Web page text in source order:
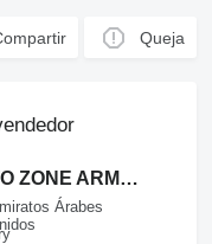
Queja
AUTO ZONE ARMOR & PROCESSING CARS LLC
Árabes